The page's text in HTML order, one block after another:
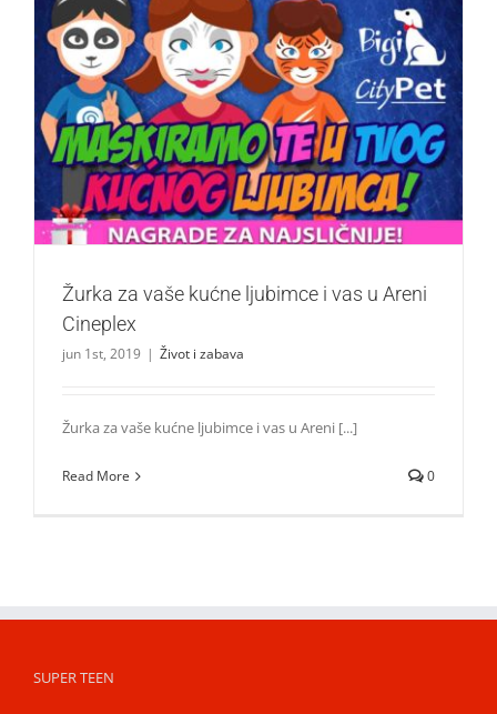
Žurka za vaše kućne ljubimce i vas u Areni Cineplex
Život i zabava
Žurka za vaše kućne ljubimce i vas u Areni
Cineplex
jun 1st, 2019 | Život i zabava
Žurka za vaše kućne ljubimce i vas u Areni [...]
Read More 0
SUPER TEEN